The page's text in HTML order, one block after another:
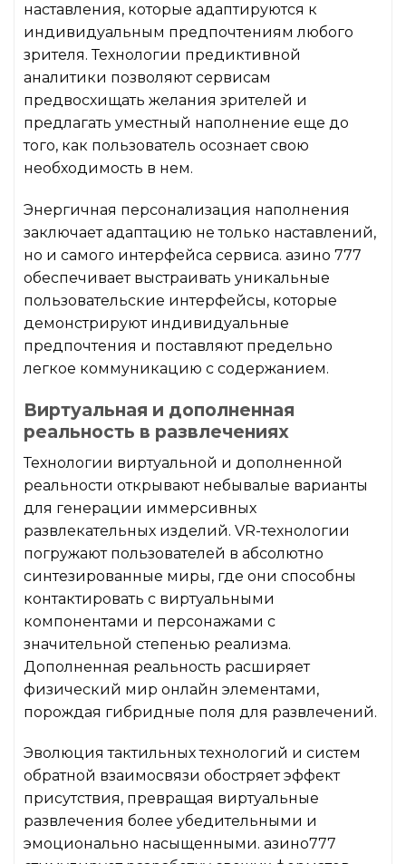
наставления, которые адаптируются к
индивидуальным предпочтениям любого
зрителя. Технологии предиктивной
аналитики позволяют сервисам
предвосхищать желания зрителей и
предлагать уместный наполнение еще до
того, как пользователь осознает свою
необходимость в нем.
Энергичная персонализация наполнения
заключает адаптацию не только наставлений,
но и самого интерфейса сервиса. азино 777
обеспечивает выстраивать уникальные
пользовательские интерфейсы, которые
демонстрируют индивидуальные
предпочтения и поставляют предельно
легкое коммуникацию с содержанием.
Виртуальная и дополненная
реальность в развлечениях
Технологии виртуальной и дополненной
реальности открывают небывалые варианты
для генерации иммерсивных
развлекательных изделий. VR-технологии
погружают пользователей в абсолютно
синтезированные миры, где они способны
контактировать с виртуальными
компонентами и персонажами с
значительной степенью реализма.
Дополненная реальность расширяет
физический мир онлайн элементами,
порождая гибридные поля для развлечений.
Эволюция тактильных технологий и систем
обратной взаимосвязи обостряет эффект
присутствия, превращая виртуальные
развлечения более убедительными и
эмоционально насыщенными. азино777